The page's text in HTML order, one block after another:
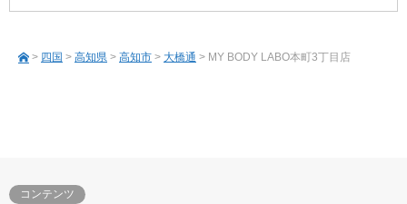
> 四国 > 高知県 > 高知市 > 大橋通 > MY BODY LABO本町3丁目店
コンテンツ